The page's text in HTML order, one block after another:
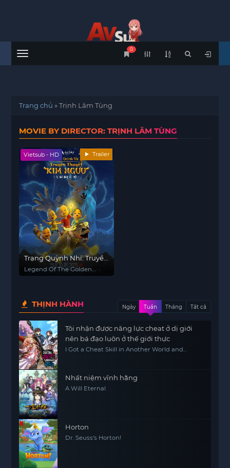
Menu
0
Trang chủ »Trịnh Lâm Tùng
MOVIE BY DIRECTOR: TRỊNH LÂM TÙNG
Vietsub - HD Trailer
Trạng Quỳnh Nhí: Truyền
Thuyết Kim Ngưu
Legend Of The Golden
THỊNH HÀNH Ngày Tuần Tháng Tất cả
Tôi nhận được năng lực cheat ở dị giới
nên bá đạo luôn ở thế giới thực
I Got a Cheat Skill in Another World and
Nhất niệm vĩnh hằng
A Will Eternal
Horton
Dr. Seuss's Horton!